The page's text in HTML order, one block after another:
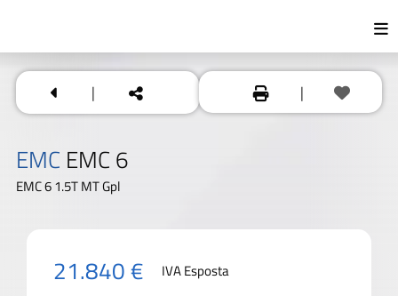
| |
EMC EMC 6
EMC 6 1.5T MT Gpl
21.840 € IVA Esposta